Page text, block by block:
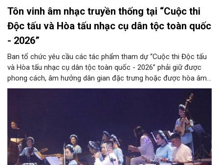
Tôn vinh âm nhạc truyền thống tại “Cuộc thi
Độc tấu và Hòa tấu nhạc cụ dân tộc toàn quốc
- 2026”
Ban tổ chức yêu cầu các tác phẩm tham dự “Cuộc thi Độc tấu
và Hòa tấu nhạc cụ dân tộc toàn quốc - 2026” phải giữ được
phong cách, âm hưởng dân gian đặc trưng hoặc được hòa âm,
phối khí mới trên nền tảng làn điệu âm nhạc truyền thống Việt
Nam, đồng thời phải được trình diễn trực tiếp bằng nhạc cụ dân